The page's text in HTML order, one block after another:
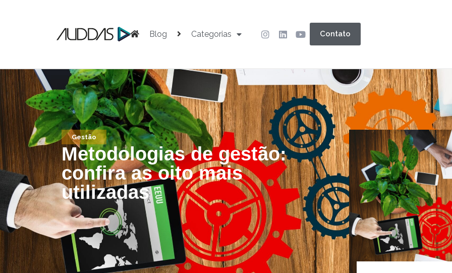
Blog Categorias Contato
Gestão
Metodologias de gestão:
confira as oito mais
utilizadas